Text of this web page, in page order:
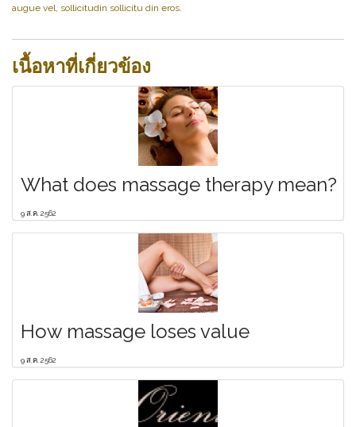
augue vel, sollicitudin sollicitu din eros.
เนื้อหาที่เกี่ยวข้อง
What does massage therapy mean?
9 ส.ค. 2562
How massage loses value
9 ส.ค. 2562